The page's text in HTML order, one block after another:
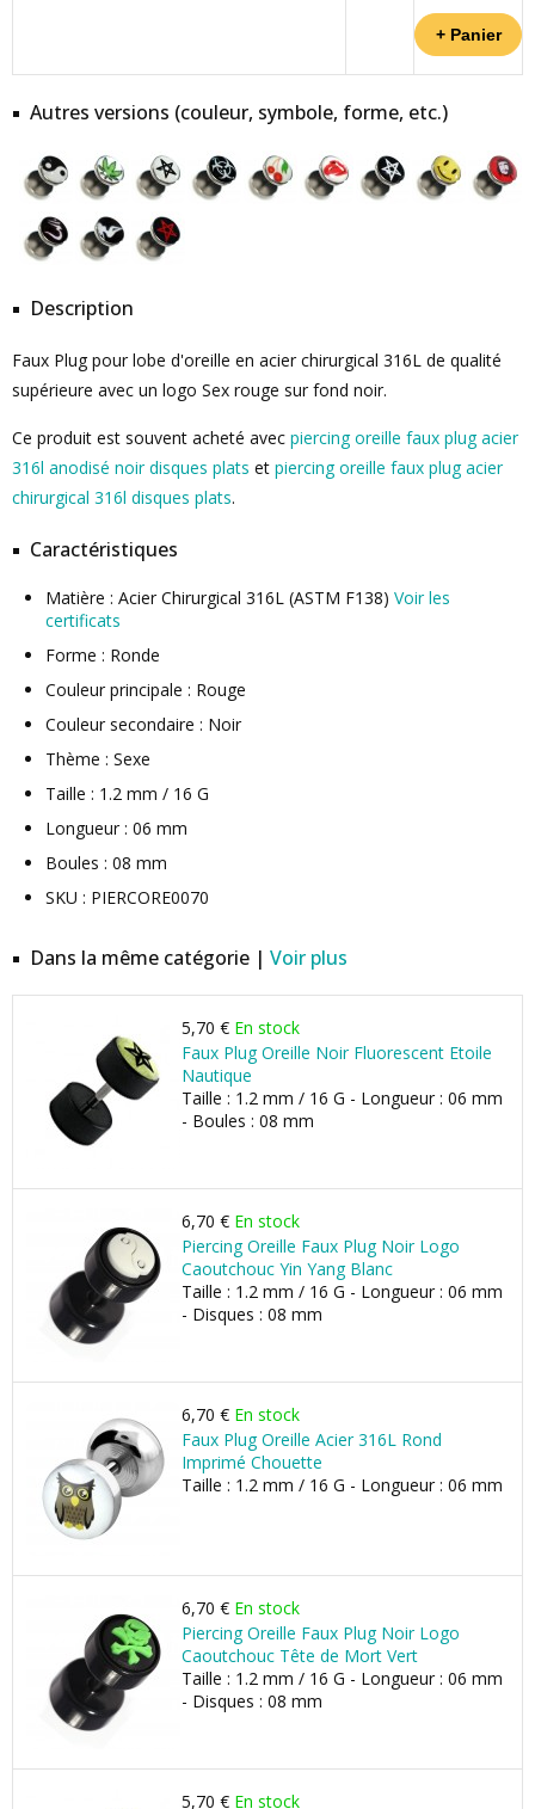
Autres versions (couleur, symbole, forme, etc.)
Description
Faux Plug pour lobe d'oreille en acier chirurgical 316L de qualité
supérieure avec un logo Sex rouge sur fond noir.
Ce produit est souvent acheté avec piercing oreille faux plug acier
316l anodisé noir disques plats et piercing oreille faux plug acier
chirurgical 316l disques plats.
Caractéristiques
Matière : Acier Chirurgical 316L (ASTM F138) Voir les
certificats
Forme : Ronde
Couleur principale : Rouge
Couleur secondaire : Noir
Thème : Sexe
Taille : 1.2 mm / 16 G
Longueur : 06 mm
Boules : 08 mm
SKU : PIERCORE0070
Dans la même catégorie | Voir plus
5,70 € En stock
Faux Plug Oreille Noir Fluorescent Etoile
Nautique
Taille : 1.2 mm / 16 G - Longueur : 06 mm
- Boules : 08 mm
6,70 € En stock
Piercing Oreille Faux Plug Noir Logo
Caoutchouc Yin Yang Blanc
Taille : 1.2 mm / 16 G - Longueur : 06 mm
- Disques : 08 mm
6,70 € En stock
Faux Plug Oreille Acier 316L Rond
Imprimé Chouette
Taille : 1.2 mm / 16 G - Longueur : 06 mm
6,70 € En stock
Piercing Oreille Faux Plug Noir Logo
Caoutchouc Tête de Mort Vert
Taille : 1.2 mm / 16 G - Longueur : 06 mm
- Disques : 08 mm
5,70 € En stock